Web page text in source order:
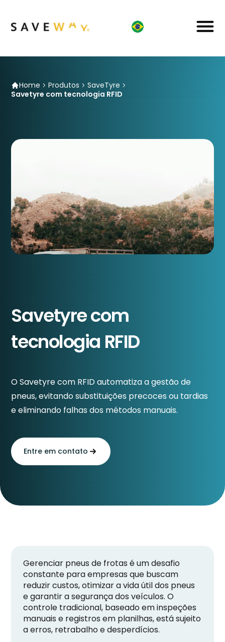
Home Produtos
SaveTyre
Savetyre com tecnologia RFID
Savetyre com
tecnologia RFID
O Savetyre com RFID automatiza a gestão de
pneus, evitando substituições precoces ou tardias
e eliminando falhas dos métodos manuais.
Entre em contato
Gerenciar pneus de frotas é um desafio
constante para empresas que buscam
reduzir custos, otimizar a vida útil dos pneus
e garantir a segurança dos veículos. O
controle tradicional, baseado em inspeções
manuais e registros em planilhas, está sujeito
a erros, retrabalho e desperdícios.